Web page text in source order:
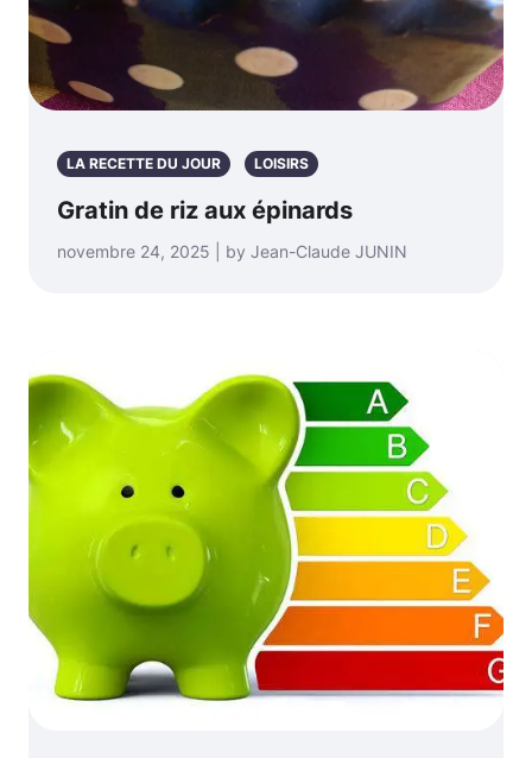
LA RECETTE DU JOUR LOISIRS
Gratin de riz aux épinards
novembre 24, 2025 | by Jean-Claude JUNIN